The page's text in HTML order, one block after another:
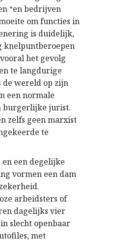
“en bedrijven
om functies in
is duidelijk,
knelpuntberoepen
het gevolg
te langdurige
wereld op zijn
een normale
burgerlijke jurist.
zelfs geen marxist
te
een degelijke
vormen een dam
arbeidsters of
dagelijks vier
slecht openbaar
met